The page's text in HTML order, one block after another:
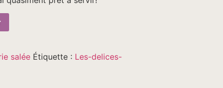
salée Étiquette : Les-delices-